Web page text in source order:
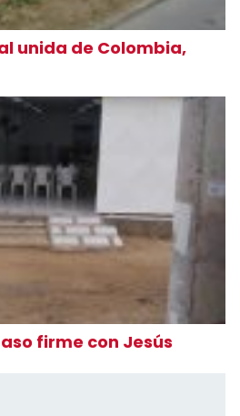
unida de Colombia,
firme con Jesús